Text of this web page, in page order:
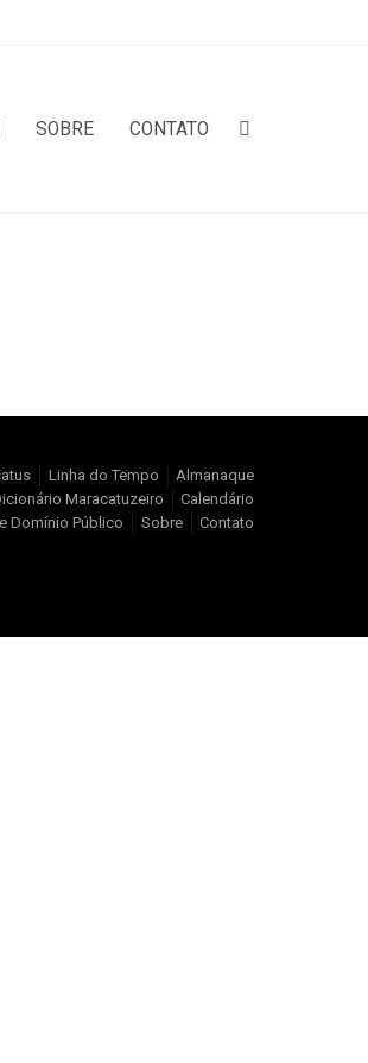
SOBRE CONTATO
Linha do Tempo
Almanaque
Maracatuzeiro
Calendário
Domínio Público
Sobre Contato